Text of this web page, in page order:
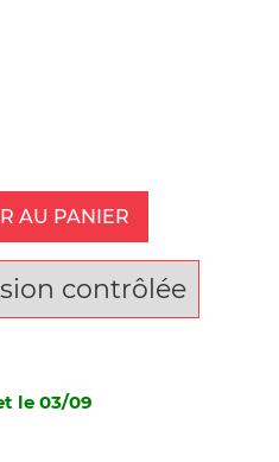
AU PANIER
contrôlée
le 03/09